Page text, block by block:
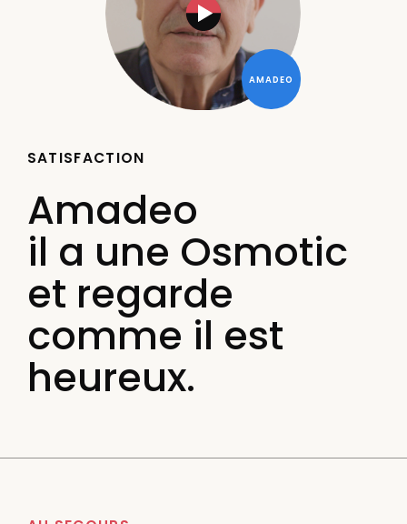
AMADEO
SATISFACTION
Amadeo
il a une Osmotic
et regarde
comme il est
heureux.